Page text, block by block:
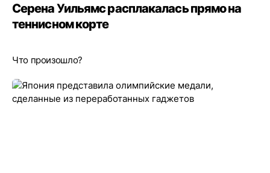
Серена Уильямс расплакалась прямо на
теннисном корте
Что произошло?